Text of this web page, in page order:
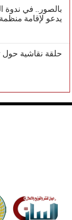
بالصور.. في ندوة
يدعو لإقامة
حلقة نقاشية حول